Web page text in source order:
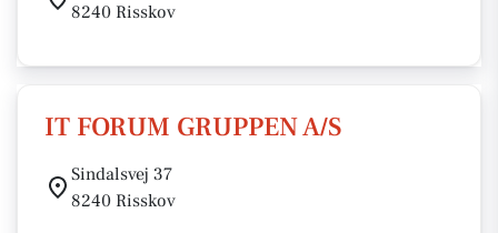
8240 Risskov
IT FORUM GRUPPEN A/S
Sindalsvej 37
8240 Risskov